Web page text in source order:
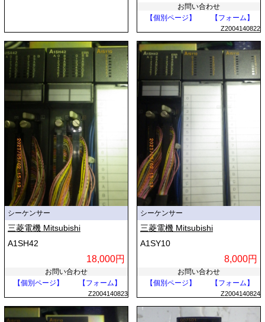
お問い合わせ
【個別ページ】
【フォーム】
Z2004140822
シーケンサー
三菱電機 Mitsubishi
A1SH42
18,000円
お問い合わせ
【個別ページ】
【フォーム】
Z2004140823
シーケンサー
三菱電機 Mitsubishi
A1SY10
8,000円
お問い合わせ
【個別ページ】
【フォーム】
Z2004140824